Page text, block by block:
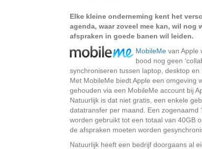
Elke kleine onderneming kent het
agenda, waar zoveel mee kan, wil
afspraken in goede banen wil leiden.
MobileMe van Apple
bood nog geen
synchroniseren tussen laptop, desktop en
Met MobileMe biedt Apple een omgeving
gehouden via een MobileMe account bij
Natuurlijk is dat niet gratis, een enkele
datatransfer per maand. Een zogenaamd
worden gebruikt tot een totaal van 40GB
de afspraken moeten worden
Natuurlijk heeft een bedrijf doorgaans al